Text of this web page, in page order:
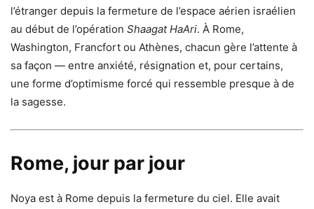
l’étranger depuis la fermeture de l’espace aérien israélien
au début de l’opération Shaagat HaAri. À Rome,
Washington, Francfort ou Athènes, chacun gère l’attente à
sa façon — entre anxiété, résignation et, pour certains,
une forme d’optimisme forcé qui ressemble presque à de
la sagesse.
Rome, jour par jour
Noya est à Rome depuis la fermeture du ciel. Elle avait